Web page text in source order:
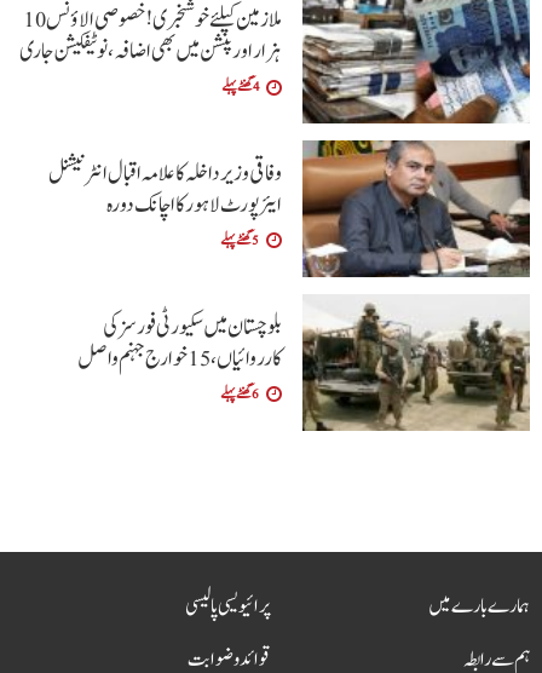
ملازمین کیلئے خوشخبری !خصوصی الاؤنس 10
ہزار اور پنشن میں بھی اضافہ،نوٹیفکیشن جاری
4 گھنٹے پہلے
وفاقی وزیر داخلہ کا علامہ اقبال انٹرنیشنل
ایئرپورٹ لاہور کا اچانک دورہ
5 گھنٹے پہلے
بلوچستان میں سکیورٹی فورسز کی
کارروائیاں، 15 خوارج جہنم واصل
6 گھنٹے پہلے
ہمارے بارے میں
ہم سے رابطہ
پرائیویسی پالیسی
قوائد و ضوابت